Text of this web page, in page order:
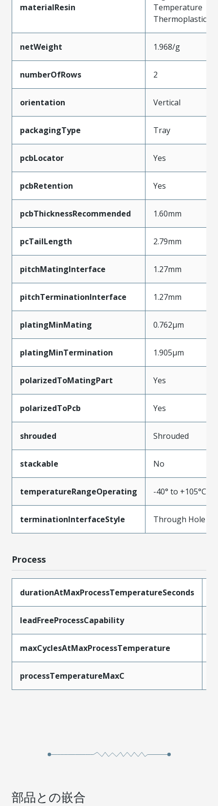
materialResin
Temperature
Thermoplastic
netWeight 1.968/g
numberOfRows 2
orientation Vertical
packagingType Tray
pcbLocator Yes
pcbRetention Yes
pcbThicknessRecommended 1.60mm
pcTailLength 2.79mm
pitchMatingInterface 1.27mm
pitchTerminationInterface 1.27mm
platingMinMating 0.762µm
platingMinTermination 1.905µm
polarizedToMatingPart Yes
polarizedToPcb Yes
shrouded Shrouded
stackable No
temperatureRangeOperating -40° to +105°C
terminationInterfaceStyle Through Hole
Process
durationAtMaxProcessTemperatureSeconds
leadFreeProcessCapability
maxCyclesAtMaxProcessTemperature
processTemperatureMaxC
部品との嵌合